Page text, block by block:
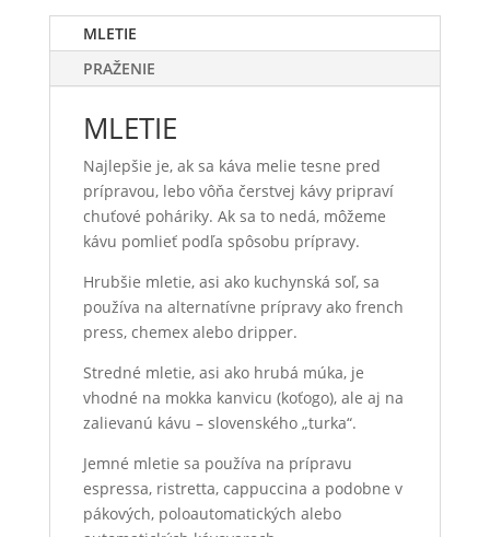
Od
eur/kg
MLETIE
PRAŽENIE
MLETIE
Najlepšie je, ak sa káva melie tesne pred
prípravou, lebo vôňa čerstvej kávy pripraví
chuťové poháriky. Ak sa to nedá, môžeme
kávu pomlieť podľa spôsobu prípravy.
Hrubšie mletie, asi ako kuchynská soľ, sa
používa na alternatívne prípravy ako french
press, chemex alebo dripper.
Stredné mletie, asi ako hrubá múka, je
vhodné na mokka kanvicu (koťogo), ale aj na
zalievanú kávu – slovenského „turka“.
Jemné mletie sa používa na prípravu
espressa, ristretta, cappuccina a podobne v
pákových, poloautomatických alebo